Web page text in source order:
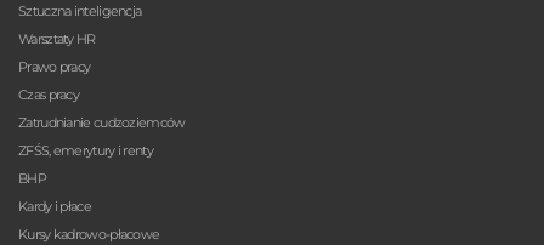
Sztuczna inteligencja
Warsztaty HR
Prawo pracy
Czas pracy
Zatrudnianie cudzoziemców
ZFŚS, emerytury i renty
BHP
Kardy i płace
Kursy kadrowo-płacowe